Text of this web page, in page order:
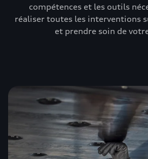
compétences et les outils
réaliser toutes les interventions
et prendre soin de